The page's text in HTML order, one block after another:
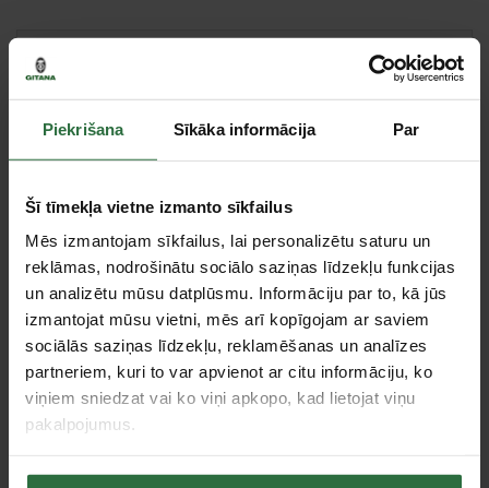
Piekrišana Sīkāka informācija Par
Šī tīmekļa vietne izmanto sīkfailus
Mēs izmantojam sīkfailus, lai personalizētu saturu un
reklāmas, nodrošinātu sociālo saziņas līdzekļu funkcijas
un analizētu mūsu datplūsmu. Informāciju par to, kā jūs
izmantojat mūsu vietni, mēs arī kopīgojam ar saviem
sociālās saziņas līdzekļu, reklamēšanas un analīzes
partneriem, kuri to var apvienot ar citu informāciju, ko
viņiem sniedzat vai ko viņi apkopo, kad lietojat viņu
pakalpojumus.
Cena:
Paziņot, kad prece ir pieejama
Salīdzināt Ieteikt cenu
Tie, kas apskatīja šo preci, tāpat interesējās par...
Failed to load product list.
Apskatītie produkti